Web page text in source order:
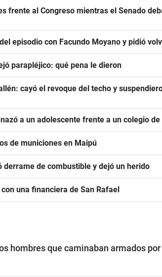
frente al Congreso mientras el Senado
episodio con Facundo Moyano y pidió
parapléjico: qué pena le dieron
cayó el revoque del techo y
a un adolescente frente a un colegio de
de municiones en Maipú
derrame de combustible y dejó un herido
una financiera de San Rafael
hombres que caminaban armados